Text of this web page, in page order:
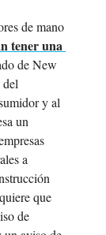
de mano
tener una
de New
y al
un
a
que
de